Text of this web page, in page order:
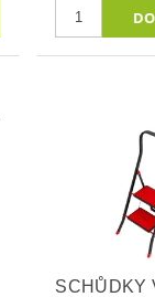
SCHŮDKY